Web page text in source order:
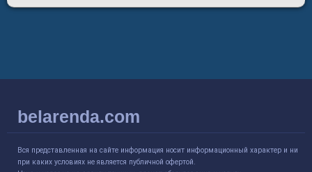
belarenda.com
Вся представленная на сайте информация носит информационный характер и ни
при каких условиях не является публичной офертой.